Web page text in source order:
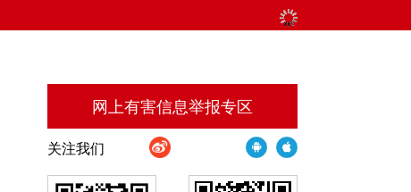
网上有害信息举报专区
关注我们